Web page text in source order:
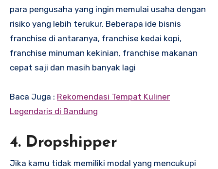
para pengusaha yang ingin memulai usaha dengan
risiko yang lebih terukur. Beberapa ide bisnis
franchise di antaranya, franchise kedai kopi,
franchise minuman kekinian, franchise makanan
cepat saji dan masih banyak lagi
Baca Juga : Rekomendasi Tempat Kuliner
Legendaris di Bandung
4. Dropshipper
Jika kamu tidak memiliki modal yang mencukupi